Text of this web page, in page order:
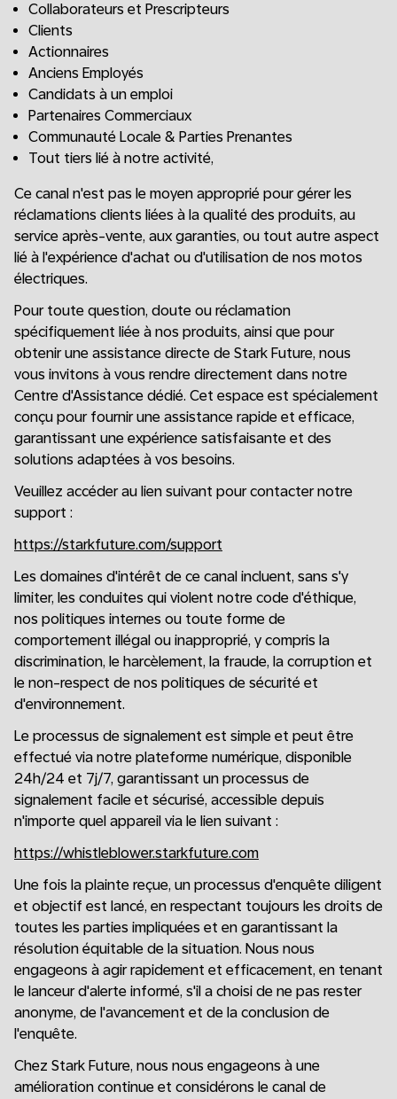
Collaborateurs et Prescripteurs
Clients
Actionnaires
Anciens Employés
Candidats à un emploi
Partenaires Commerciaux
Communauté Locale & Parties Prenantes
Tout tiers lié à notre activité,
Ce canal n'est pas le moyen approprié pour gérer les
réclamations clients liées à la qualité des produits, au
service après-vente, aux garanties, ou tout autre aspect
lié à l'expérience d'achat ou d'utilisation de nos motos
électriques.
Pour toute question, doute ou réclamation
spécifiquement liée à nos produits, ainsi que pour
obtenir une assistance directe de Stark Future, nous
vous invitons à vous rendre directement dans notre
Centre d'Assistance dédié. Cet espace est spécialement
conçu pour fournir une assistance rapide et efficace,
garantissant une expérience satisfaisante et des
solutions adaptées à vos besoins.
Veuillez accéder au lien suivant pour contacter notre
support :
https://starkfuture.com/support
Les domaines d'intérêt de ce canal incluent, sans s'y
limiter, les conduites qui violent notre code d'éthique,
nos politiques internes ou toute forme de
comportement illégal ou inapproprié, y compris la
discrimination, le harcèlement, la fraude, la corruption et
le non-respect de nos politiques de sécurité et
d'environnement.
Le processus de signalement est simple et peut être
effectué via notre plateforme numérique, disponible
24h/24 et 7j/7, garantissant un processus de
signalement facile et sécurisé, accessible depuis
n'importe quel appareil via le lien suivant :
https://whistleblower.starkfuture.com
Une fois la plainte reçue, un processus d'enquête diligent
et objectif est lancé, en respectant toujours les droits de
toutes les parties impliquées et en garantissant la
résolution équitable de la situation. Nous nous
engageons à agir rapidement et efficacement, en tenant
le lanceur d'alerte informé, s'il a choisi de ne pas rester
anonyme, de l'avancement et de la conclusion de
l'enquête.
Chez Stark Future, nous nous engageons à une
amélioration continue et considérons le canal de